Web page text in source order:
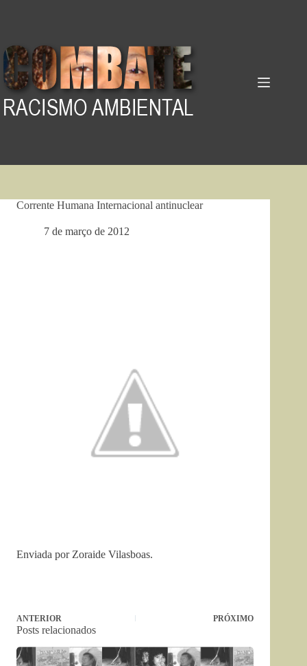
Corrente Humana Internacional antinuclear
7 de março de 2012
Enviada por Zoraide Vilasboas.
ANTERIOR PRÓXIMO
Posts relacionados